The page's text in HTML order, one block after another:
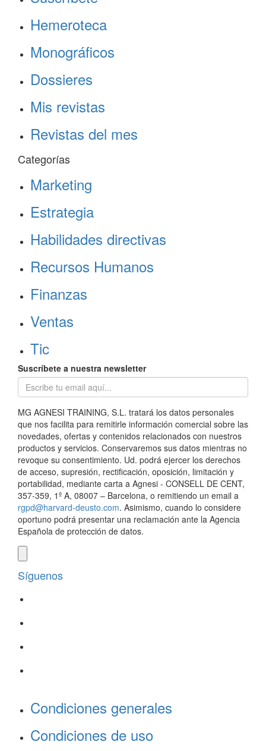
Hemeroteca
Monográficos
Dossieres
Mis revistas
Revistas del mes
Categorías
Marketing
Estrategia
Habilidades directivas
Recursos Humanos
Finanzas
Ventas
Tic
Suscríbete a nuestra newsletter
MG AGNESI TRAINING, S.L. tratará los datos personales
que nos facilita para remitirle información comercial sobre las
novedades, ofertas y contenidos relacionados con nuestros
productos y servicios. Conservaremos sus datos mientras no
revoque su consentimiento. Ud. podrá ejercer los derechos
de acceso, supresión, rectificación, oposición, limitación y
portabilidad, mediante carta a Agnesi - CONSELL DE CENT,
357-359, 1º A, 08007 – Barcelona, o remitiendo un email a
rgpd@harvard-deusto.com. Asimismo, cuando lo considere
oportuno podrá presentar una reclamación ante la Agencia
Española de protección de datos.
Síguenos
Condiciones generales
Condiciones de uso